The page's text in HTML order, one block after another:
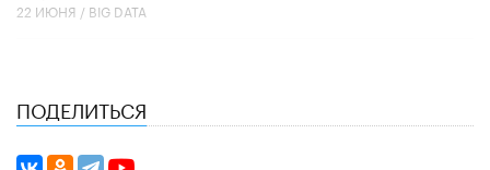
22 ИЮНЯ / BIG DATA
ПОДЕЛИТЬСЯ